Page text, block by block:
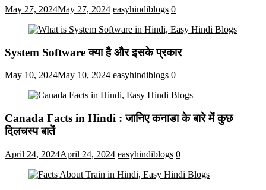
May 27, 2024May 27, 2024 easyhindiblogs 0
System Software क्या है और इसके प्रकार
May 10, 2024May 10, 2024 easyhindiblogs 0
Canada Facts in Hindi : जानिए कनाडा के बारे में कुछ
दिलचस्प बातें
April 24, 2024April 24, 2024 easyhindiblogs 0